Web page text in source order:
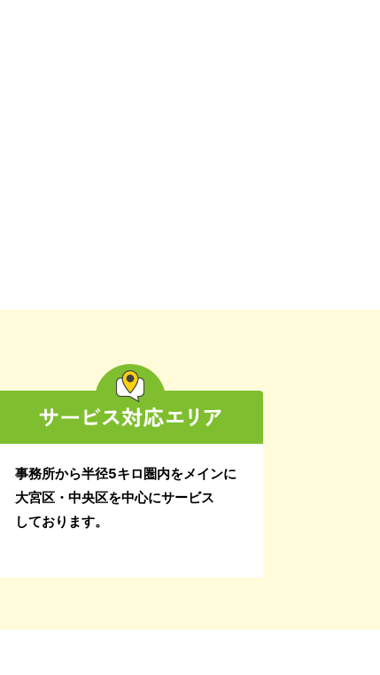
2024年12月
2024年10月
2024年9月
事務所から半径5キロ圏内をメインに
大宮区・中央区を中心にサービス
しております。